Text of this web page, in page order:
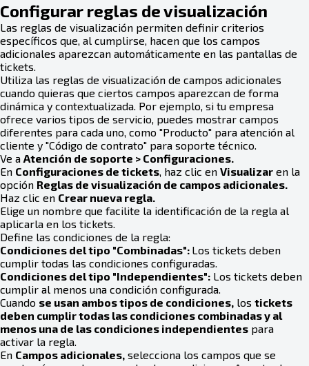
Configurar reglas de visualización
Las reglas de visualización permiten definir criterios
específicos que, al cumplirse, hacen que los campos
adicionales aparezcan automáticamente en las pantallas de
tickets.
Utiliza las reglas de visualización de campos adicionales
cuando quieras que ciertos campos aparezcan de forma
dinámica y contextualizada. Por ejemplo, si tu empresa
ofrece varios tipos de servicio, puedes mostrar campos
diferentes para cada uno, como "Producto" para atención al
cliente y "Código de contrato" para soporte técnico.
Ve a Atención de soporte > Configuraciones.
En Configuraciones de tickets, haz clic en Visualizar en la
opción Reglas de visualización de campos adicionales.
Haz clic en Crear nueva regla.
Elige un nombre que facilite la identificación de la regla al
aplicarla en los tickets.
Define las condiciones de la regla:
Condiciones del tipo "Combinadas": Los tickets deben
cumplir todas las condiciones configuradas.
Condiciones del tipo "Independientes": Los tickets deben
cumplir al menos una condición configurada.
Cuando se usan ambos tipos de condiciones, los tickets
deben cumplir todas las condiciones combinadas y al
menos una de las condiciones independientes para
activar la regla.
En Campos adicionales, selecciona los campos que se